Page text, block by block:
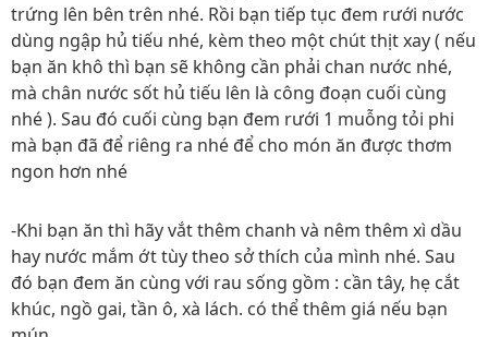
trứng lên bên trên nhé. Rồi bạn tiếp tục đem rưới nước
dùng ngập hủ tiếu nhé, kèm theo một chút thịt xay ( nếu
bạn ăn khô thì bạn sẽ không cần phải chan nước nhé,
mà chân nước sốt hủ tiếu lên là công đoạn cuối cùng
nhé ). Sau đó cuối cùng bạn đem rưới 1 muỗng tỏi phi
mà bạn đã để riêng ra nhé để cho món ăn được thơm
ngon hơn nhé
-Khi bạn ăn thì hãy vắt thêm chanh và nêm thêm xì dầu
hay nước mắm ớt tùy theo sở thích của mình nhé. Sau
đó bạn đem ăn cùng với rau sống gồm : cần tây, hẹ cắt
khúc, ngồ gai, tần ô, xà lách. có thể thêm giá nếu bạn